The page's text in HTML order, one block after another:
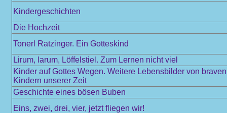
Kindergeschichten
Die Hochzeit
Tonerl Ratzinger. Ein Gotteskind
Lirum, larum, Löffelstiel. Zum Lernen nicht viel
Kinder auf Gottes Wegen. Weitere Lebensbilder von
Kindern unserer Zeit
Geschichte eines bösen Buben
Eins, zwei, drei, vier, jetzt fliegen wir!